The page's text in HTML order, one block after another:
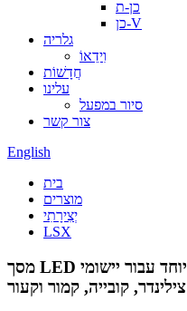
כן-ת
כן-V
גלריה
וִידֵאוֹ
חֲדָשׁוֹת
עלינו
סיור במפעל
צור קשר
English
בית
מוצרים
יְצִירָתִי
LSX
מסך LED רך הופך אותו לגמיש במיוחד עבור יישומי
צילינדר, קובייה, קמור וקעור